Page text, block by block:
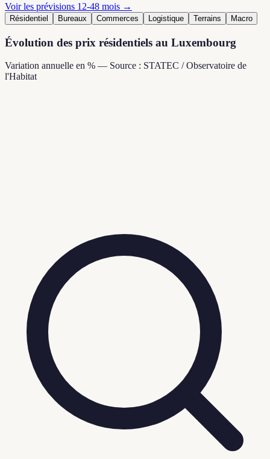
Voir les prévisions 12-48 mois →
Résidentiel Bureaux Commerces Logistique Terrains Macro
Évolution des prix résidentiels au Luxembourg
Variation annuelle en % — Source : STATEC / Observatoire de
l'Habitat